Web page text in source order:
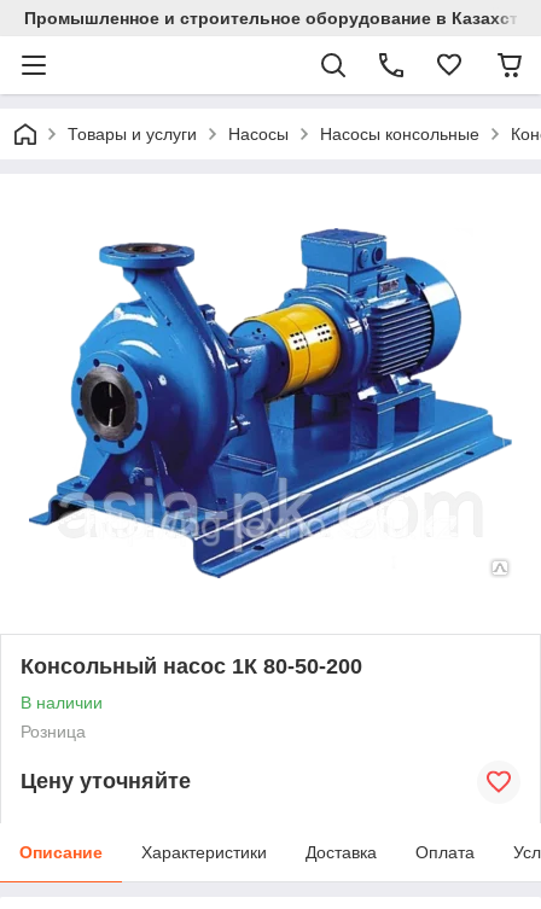
Промышленное и строительное оборудование в
Товары и услуги Насосы Насосы консольные
Консольный насос 1К 80-50-200
В наличии
Розница
Цену уточняйте
Описание Характеристики Доставка Оплата